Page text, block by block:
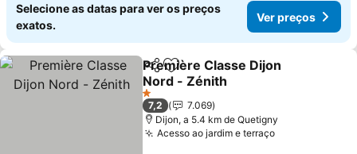
Selecione as datas para ver os preços
exatos.
Ver preços
PartilharAdicionar aos favoritos
Première Classe Dijon
Nord - Zénith
1 Estrelas
7,2
7.069
Dijon, a 5.4 km de Quetigny
Acesso ao jardim e terraço